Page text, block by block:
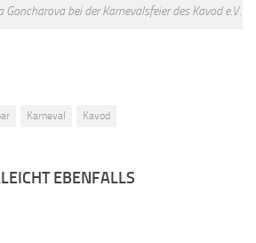
bei der Karnevalsfeier des Kavod e.V.
Karneval Kavod
EBENFALLS